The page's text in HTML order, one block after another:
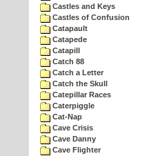
Castles and Keys
Castles of Confusion
Catapault
Catapede
Catapill
Catch 88
Catch a Letter
Catch the Skull
Catepillar Races
Caterpiggle
Cat-Nap
Cave Crisis
Cave Danny
Cave Flighter